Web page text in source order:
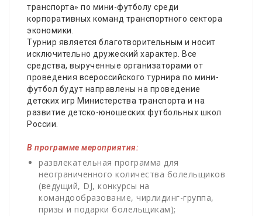
транспорта» по мини-футболу среди
корпоративных команд транспортного сектора
экономики.
Турнир является благотворительным и носит
исключительно дружеский характер. Все
средства, вырученные организаторами от
проведения всероссийского турнира по мини-
футбол будут направлены на проведение
детских игр Министерства транспорта и на
развитие детско-юношеских футбольных школ
России.
В программе мероприятия:
развлекательная программа для
неограниченного количества болельщиков
(ведущий, DJ, конкурсы на
командообразование, чирлидинг-группа,
призы и подарки болельщикам);